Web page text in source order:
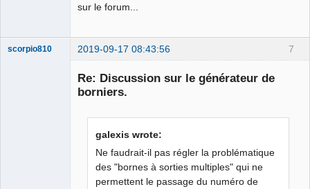
sur le forum...
7
scorpio810 2019-09-17 08:43:56
Re: Discussion sur le générateur de
borniers.
galexis wrote:
Ne faudrait-il pas régler la problématique
des "bornes à sorties multiples" qui ne
permettent le passage du numéro de